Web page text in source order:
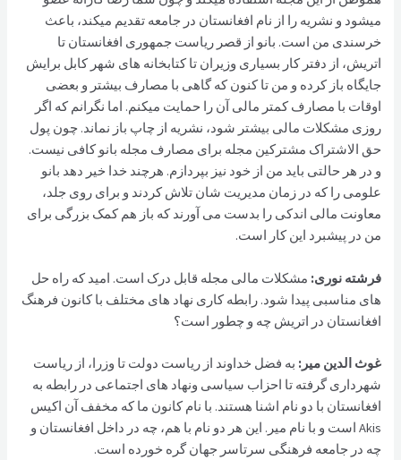
میشود و نشریه را از نام افغانستان در جامعه تقدیم میکند، باعث
خرسندی من است. بانو از قصر ریاست جمهوری افغانستان تا
اتریش، از دفتر کار بسیاری وزيران تا کتابخانه های شهر کابل برایش
جایگاه باز کرده و من تا کنون که گاهی با مصارف بیشتر و بعضی
اوقات با مصارف کمتر مالی آن را حمایت میکنم. اما نگرانم که اگر
روزی مشکلات مالی بیشتر شود، نشریه از چاپ باز نماند. چون پول
حق الاشتراک مشترکین مجله برای مصارف مجله بانو کافی نیست.
و در هر حالتی باید من از خود نیز بپردازم. هرچند خدا خیر دهد بانو
علومی را که در زمان مدیریت شان تلاش کردند و برای روی جلد،
معاونت مالی اندکی را بدست می آورند که باز هم کمک بزرگی برای
من در پیشبرد این کار است.
فرشته نوری: مشکلات مالی مجله قابل درک است. امید که راه حل
های مناسبی پیدا شود. رابطه کاری نهاد های مختلف با کانون فرهنگ
افغانستان در اتریش چه و چطور است؟
غوث الدین مير: به فضل خداوند از ریاست دولت تا وزرا، از ریاست
شهرداری گرفته تا احزاب سیاسی ونهاد های اجتماعی در رابطه به
افغانستان با دو نام اشنا هستند. با نام کانون ما که مخفف آن اکیس
Akis است و با نام میر. این هر دو نام با هم، چه در داخل افغانستان و
چه در جامعه فرهنگی سرتاسر جهان گره خورده است.